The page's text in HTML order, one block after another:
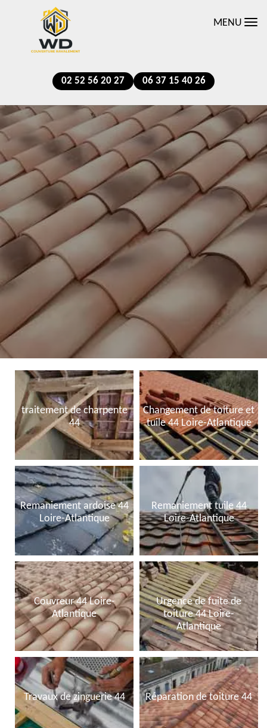
MENU
02 52 56 20 27 06 37 15 40 26
traitement de charpente
44
Changement de toiture et
tuile 44 Loire-Atlantique
Remaniement ardoise 44
Loire-Atlantique
Remaniement tuile 44
Loire-Atlantique
Couvreur 44 Loire-
Atlantique
Urgence de fuite de
toiture 44 Loire-
Atlantique
Travaux de zinguerie 44 Réparation de toiture 44